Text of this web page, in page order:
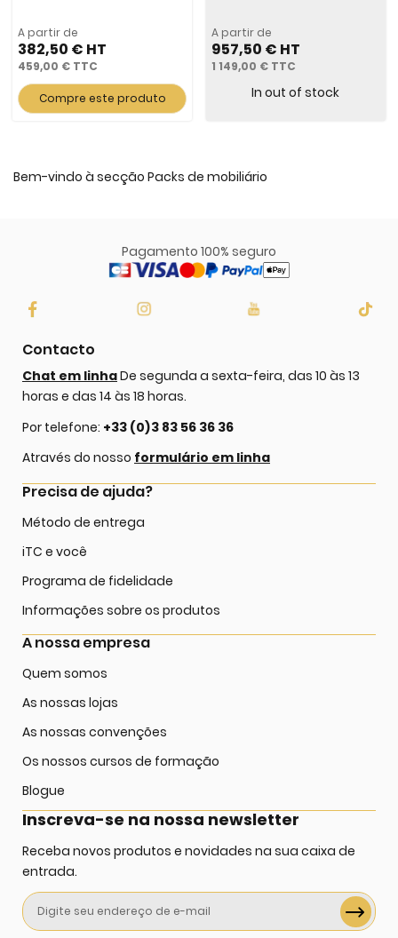
A partir de
382,50 €
459,00 €
Compre este produto
A partir de
957,50 €
1 149,00 €
In out of stock
Bem-vindo à secção Packs de mobiliário
Pagamento 100% seguro
Contacto
Chat em linhaDe segunda a sexta-feira, das 10 às 13
horas e das 14 às 18 horas.
Por telefone: +33 (0)3 83 56 36 36
Através do nosso formulário em linha
A nossa empresa
Quem somos
As nossas lojas
As nossas convenções
Os nossos cursos de formação
Blogue
Precisa de ajuda?
Método de entrega
iTC e você
Programa de fidelidade
Informações sobre os produtos
Inscreva-se na nossa newsletter
Receba novos produtos e novidades na sua caixa de
entrada.
Sign
Up